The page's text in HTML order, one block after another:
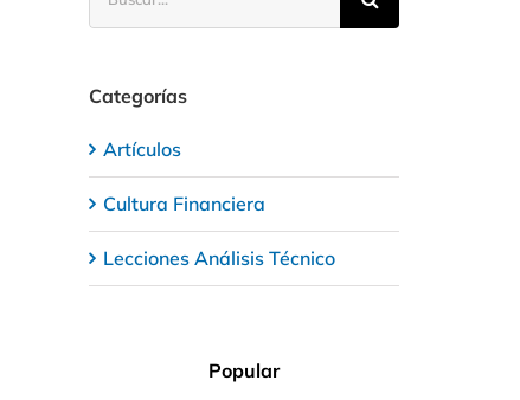
Categorías
Artículos
Cultura Financiera
Lecciones Análisis Técnico
Popular